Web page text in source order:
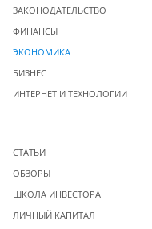
ЗАКОНОДАТЕЛЬСТВО
ФИНАНСЫ
ЭКОНОМИКА
БИЗНЕС
ИНТЕРНЕТ И ТЕХНОЛОГИИ
СТАТЬИ
ОБЗОРЫ
ШКОЛА ИНВЕСТОРА
ЛИЧНЫЙ КАПИТАЛ